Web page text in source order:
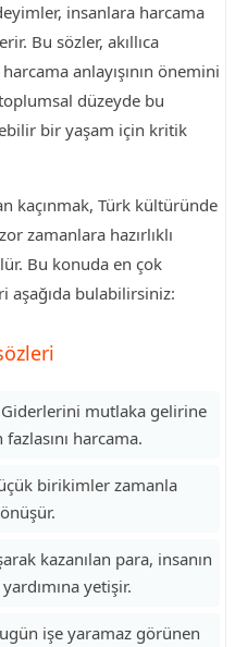
insanlara harcama
Bu sözler, akıllıca
anlayışının önemini
düzeyde bu
bir yaşam için kritik
kaçınmak, Türk kültüründe
zamanlara hazırlıklı
Bu konuda en çok
aşağıda bulabilirsiniz:
Giderlerini mutlaka gelirine
harcama.
birikimler zamanla
kazanılan para, insanın
yetişir.
işe yaramaz görünen